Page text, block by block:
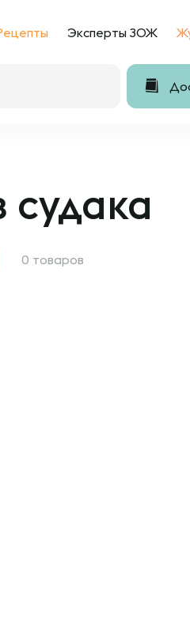
Эксперты ЗОЖ
судака
0 товаров